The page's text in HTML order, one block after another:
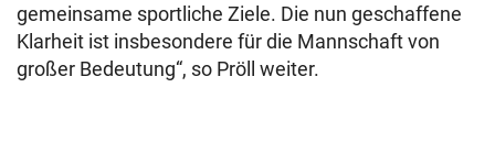
gemeinsame sportliche Ziele. Die nun geschaffene
Klarheit ist insbesondere für die Mannschaft von
großer Bedeutung“, so Pröll weiter.